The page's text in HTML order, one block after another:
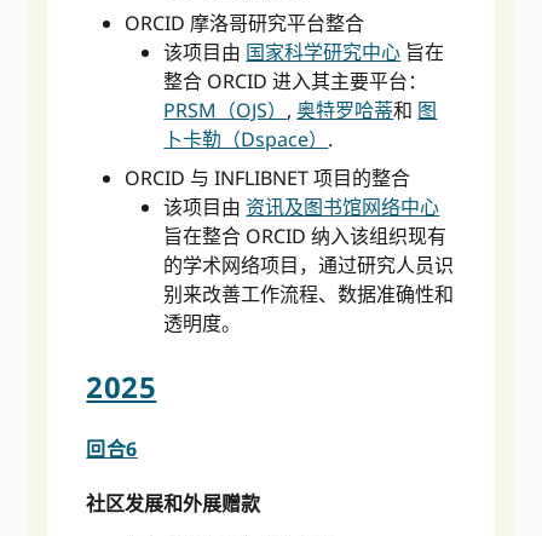
ORCID 摩洛哥研究平台整合
该项目由 国家科学研究中心 旨在
整合 ORCID 进入其主要平台：
PRSM（OJS） ,奥特罗哈蒂和 图
卜卡勒（Dspace） .
ORCID 与 INFLIBNET 项目的整合
该项目由 资讯及图书馆网络中心
旨在整合 ORCID 纳入该组织现有
的学术网络项目，通过研究人员识
别来改善工作流程、数据准确性和
透明度。
2025
回合6
社区发展和外展赠款